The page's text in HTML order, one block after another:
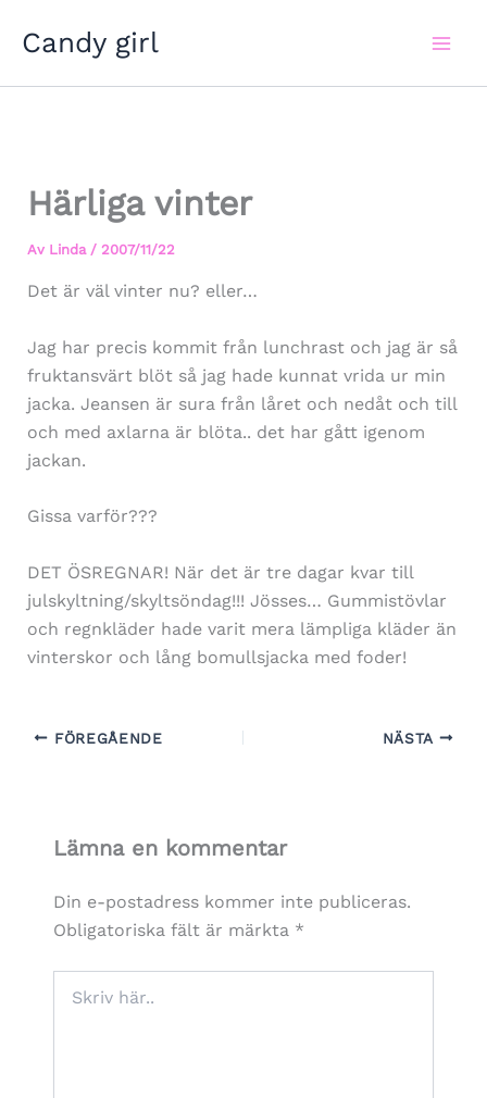
Candy girl
Härliga vinter
Av Linda / 2007/11/22
Det är väl vinter nu? eller…
Jag har precis kommit från lunchrast och jag är så
fruktansvärt blöt så jag hade kunnat vrida ur min
jacka. Jeansen är sura från låret och nedåt och till
och med axlarna är blöta.. det har gått igenom
jackan.
Gissa varför???
DET ÖSREGNAR! När det är tre dagar kvar till
julskyltning/skyltsöndag!!! Jösses… Gummistövlar
och regnkläder hade varit mera lämpliga kläder än
vinterskor och lång bomullsjacka med foder!
FÖREGÅENDE NÄSTA
Lämna en kommentar
Din e-postadress kommer inte publiceras.
Obligatoriska fält är märkta *
här..